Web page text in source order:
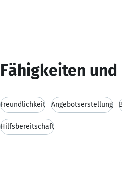
Fähigkeiten und
Freundlichkeit Angebotserstellung
Hilfsbereitschaft